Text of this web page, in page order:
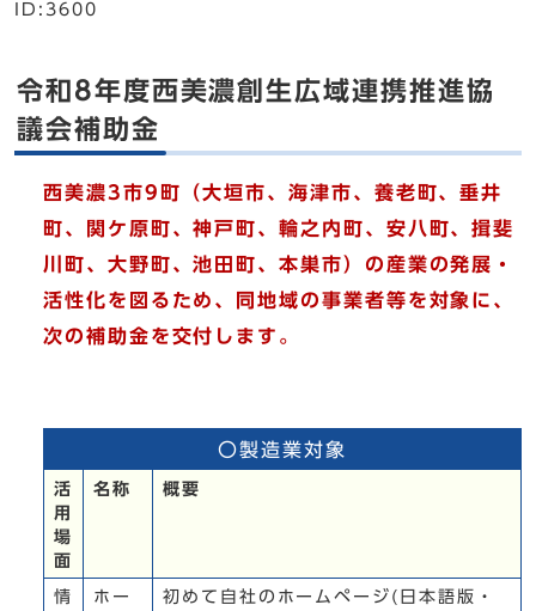
ID:3600
令和8年度西美濃創生広域連携推進協
議会補助金
西美濃3市9町（大垣市、海津市、養老町、垂井
町、関ケ原町、神戸町、輪之内町、安八町、揖斐
川町、大野町、池田町、本巣市）の産業の発展・
活性化を図るため、同地域の事業者等を対象に、
次の補助金を交付します。
〇製造業対象
活
用
場
面
名称 概要
情
ホー
初めて自社のホームページ(日本語版・